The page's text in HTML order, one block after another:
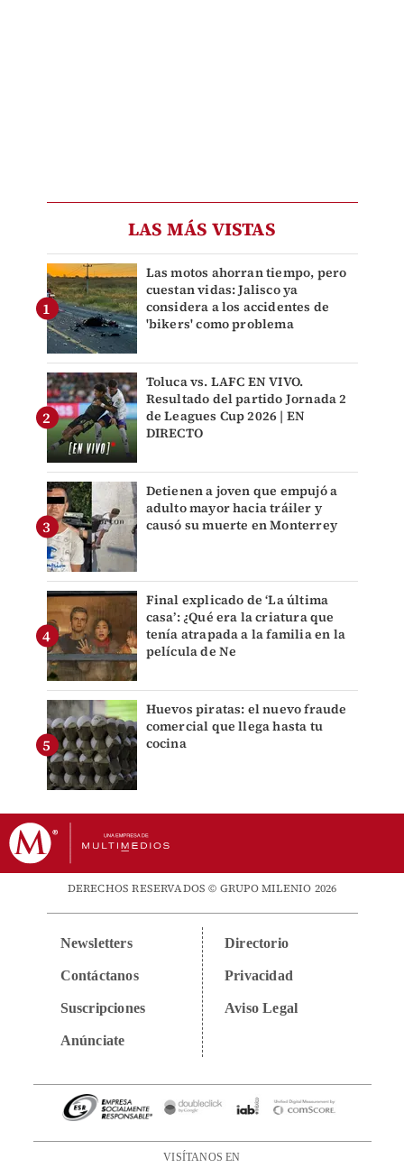
LAS MÁS VISTAS
Las motos ahorran tiempo, pero
cuestan vidas: Jalisco ya
considera a los accidentes de
'bikers' como problema
Toluca vs. LAFC EN VIVO.
Resultado del partido Jornada 2
de Leagues Cup 2026 | EN
DIRECTO
Detienen a joven que empujó a
adulto mayor hacia tráiler y
causó su muerte en Monterrey
Final explicado de ‘La última
casa’: ¿Qué era la criatura que
tenía atrapada a la familia en la
película de Ne
Huevos piratas: el nuevo fraude
comercial que llega hasta tu
cocina
DERECHOS RESERVADOS © GRUPO MILENIO 2026
Newsletters
Contáctanos
Suscripciones
Anúnciate
Directorio
Privacidad
Aviso Legal
VISÍTANOS EN